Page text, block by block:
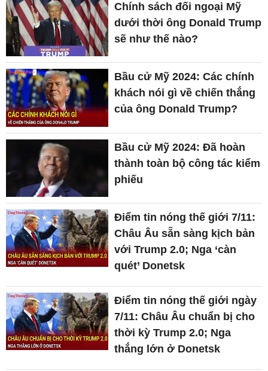
Chính sách đối ngoại Mỹ
dưới thời ông Donald Trump
sẽ như thế nào?
Bầu cử Mỹ 2024: Các chính
khách nói gì về chiến thắng
của ông Donald Trump?
Bầu cử Mỹ 2024: Đã hoàn
thành toàn bộ công tác kiểm
phiếu
Điểm tin nóng thế giới 7/11:
Châu Âu sẵn sàng kịch bản
với Trump 2.0; Nga ‘càn
quét’ Donetsk
Điểm tin nóng thế giới ngày
7/11: Châu Âu chuẩn bị cho
thời kỳ Trump 2.0; Nga
thắng lớn ở Donetsk